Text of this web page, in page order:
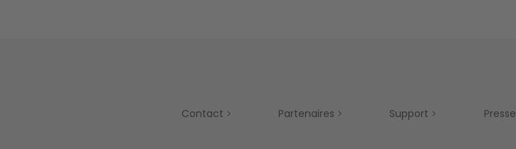
Contact Partenaires Support Presse